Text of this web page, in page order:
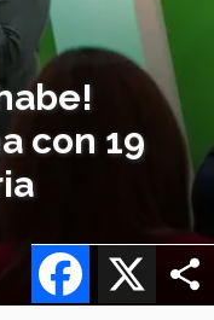
con 19
X
Facebook